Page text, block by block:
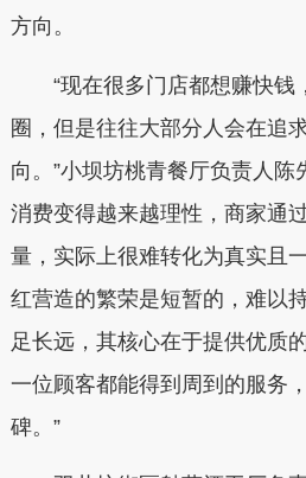
方向。
“现在很多门店都想赚快钱
圈，但是往往大部分人会在追
向。”小坝坊桃青餐厅负责人陈
消费变得越来越理性，商家通
量，实际上很难转化为真实且
红营造的繁荣是短暂的，难以
足长远，其核心在于提供优质
一位顾客都能得到周到的服务
碑。”